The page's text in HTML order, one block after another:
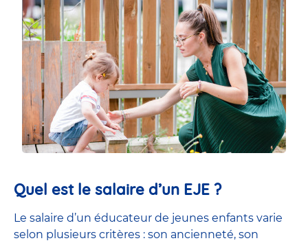
Quel est le salaire d’un EJE ?
Le salaire d’un éducateur de jeunes enfants varie
selon plusieurs critères : son ancienneté, son